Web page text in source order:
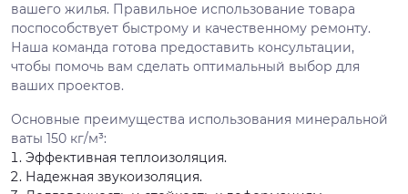
вашего жилья. Правильное использование товара
поспособствует быстрому и качественному ремонту.
Наша команда готова предоставить консультации,
чтобы помочь вам сделать оптимальный выбор для
ваших проектов.
Основные преимущества использования минеральной
ваты 150 кг/м³:
Эффективная теплоизоляция.
Надежная звукоизоляция.